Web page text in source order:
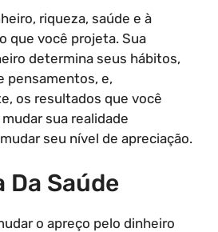
riqueza, saúde e à
que você projeta. Sua
determina seus hábitos,
pensamentos, e,
os resultados que você
sua realidade
seu nível de apreciação.
Da Saúde
o apreço pelo dinheiro